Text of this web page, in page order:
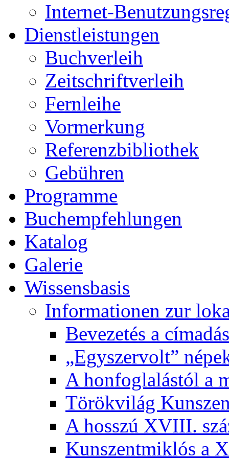
Internet-
Dienstleistungen
Buchverleih
Zeitschriftverleih
Fernleihe
Vormerkung
Referenzbibliothek
Gebühren
Programme
Buchempfehlungen
Katalog
Galerie
Wissensbasis
Informationen zur
Bevezetés a
„Egyszervolt”
A honfoglalástól a
Törökvilág
A hosszú XVIII.
Kunszentmiklós a